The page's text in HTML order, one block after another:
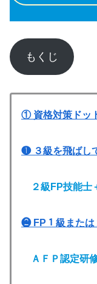
もくじ
① 資格対策ドッ
❶ ３級を飛ばし
２級FP技能士
❷ FP１級または
ＡＦＰ認定研